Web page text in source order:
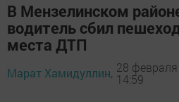
В Мензелинском
водитель сбил
места ДТП
Марат Хамидуллин, 28
14:59